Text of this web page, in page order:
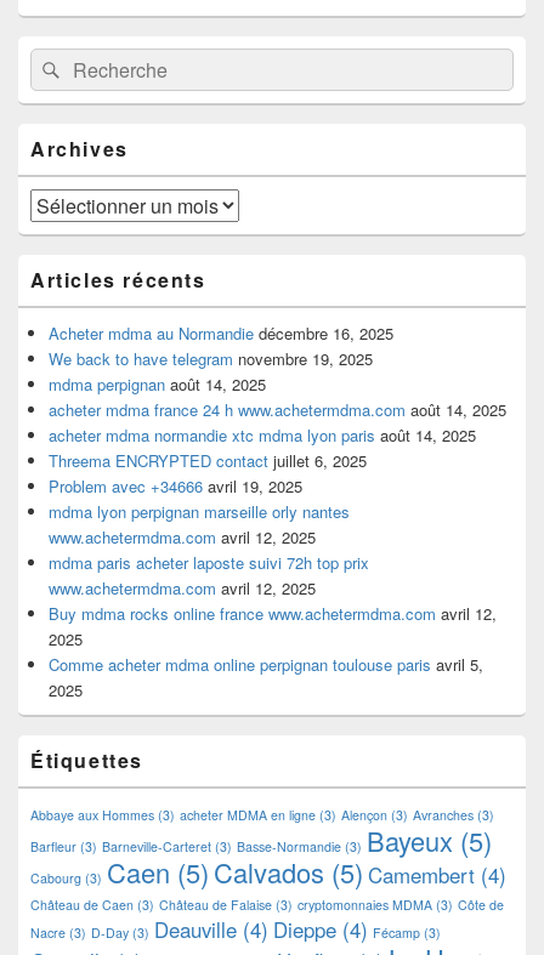
Zone
principale
de
widget
barre
latérale
Recherche :Rechercher
Archives
Archives
Articles récents
Acheter mdma au Normandie décembre 16, 2025
We back to have telegram novembre 19, 2025
mdma perpignan août 14, 2025
acheter mdma france 24 h www.achetermdma.com août 14, 2025
acheter mdma normandie xtc mdma lyon paris août 14, 2025
Threema ENCRYPTED contact juillet 6, 2025
Problem avec +34666 avril 19, 2025
mdma lyon perpignan marseille orly nantes
www.achetermdma.com avril 12, 2025
mdma paris acheter laposte suivi 72h top prix
www.achetermdma.com avril 12, 2025
Buy mdma rocks online france www.achetermdma.com avril 12,
2025
Comme acheter mdma online perpignan toulouse paris avril 5,
2025
Étiquettes
Abbaye aux Hommes (3) acheter MDMA en ligne (3) Alençon (3) Avranches (3)
Barfleur (3) Barneville-Carteret (3) Basse-Normandie (3) Bayeux (5)
Cabourg (3) Caen (5)Calvados (5) Camembert (4)
Château de Caen (3) Château de Falaise (3) cryptomonnaies MDMA (3) Côte de
Nacre (3) D-Day (3) Deauville (4) Dieppe (4) Fécamp (3)